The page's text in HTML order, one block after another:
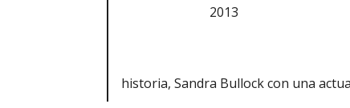
2013
historia, Sandra Bullock con una